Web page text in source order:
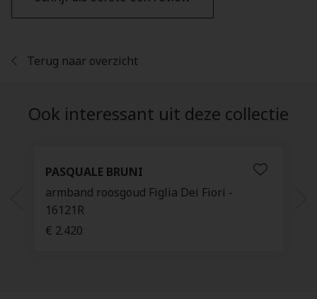
Terug naar overzicht
Ook interessant uit deze collectie
PASQUALE BRUNI
armband roosgoud Figlia Dei Fiori -
16121R
€ 2.420